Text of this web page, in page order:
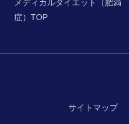
メディカルダイエット（肥満
症）TOP
サイトマップ